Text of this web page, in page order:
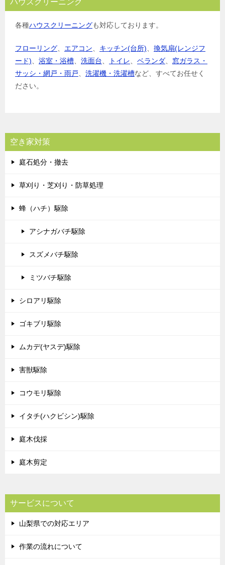
ハウスクリーニング
各種ハウスクリーニングも対応しております。
フローリング、 エアコン、 キッチン(台所)、 換気扇(レンジフ
ード)、 浴室・浴槽、 洗面台、 トイレ、 ベランダ、 窓ガラス・
サッシ・網戸・雨戸、 洗濯機・洗濯槽など、すべてお任せく
ださい。
空き家対策
庭石処分・撤去
草刈り・芝刈り・防草処理
蜂（ハチ）駆除
アシナガバチ駆除
スズメバチ駆除
ミツバチ駆除
シロアリ駆除
ゴキブリ駆除
ムカデ(ヤスデ)駆除
害獣駆除
コウモリ駆除
イタチ(ハクビシン)駆除
庭木伐採
庭木剪定
サービスについて
山梨県での対応エリア
作業の流れについて